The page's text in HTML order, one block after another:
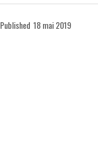
Published 18 mai 2019